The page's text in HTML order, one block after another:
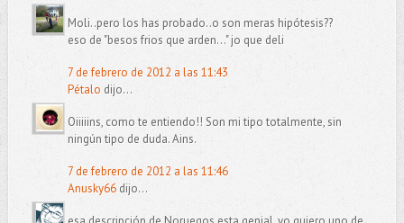
Moli..pero los has probado..o son meras hipótesis??
eso de "besos frios que arden..." jo que deli
7 de febrero de 2012 a las 11:43
Pétalo dijo...
Oiiiiins, como te entiendo!! Son mi tipo totalmente, sin
ningún tipo de duda. Ains.
7 de febrero de 2012 a las 11:46
Anusky66dijo...